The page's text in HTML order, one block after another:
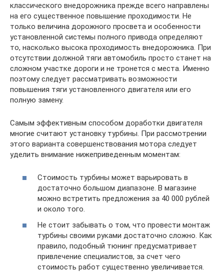
классического внедорожника прежде всего направлены
на его существенное повышение проходимости. Не
только величина дорожного просвета и особенности
установленной системы полного привода определяют
то, насколько высока проходимость внедорожника. При
отсутствии должной тяги автомобиль просто станет на
сложном участке дороги и не тронется с места. Именно
поэтому следует рассматривать возможности
повышения тяги установленного двигателя или его
полную замену.
Самым эффективным способом доработки двигателя
многие считают установку турбины. При рассмотрении
этого варианта совершенствования мотора следует
уделить внимание нижеприведенным моментам:
Стоимость турбины может варьировать в
достаточно большом диапазоне. В магазине
можно встретить предложения за 40 000 рублей
и около того.
Не стоит забывать о том, что провести монтаж
турбины своими руками достаточно сложно. Как
правило, подобный тюнинг предусматривает
привлечение специалистов, за счет чего
стоимость работ существенно увеличивается.